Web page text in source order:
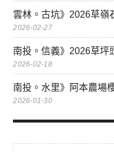
雲林。古坑》2026草嶺
2026-02-27
南投。信義》2026草坪
2026-02-18
南投。水里》阿本農場
2026-01-30